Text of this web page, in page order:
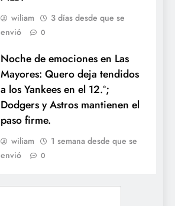
wiliam
3 días desde que se
envió
0
Noche de emociones en Las
Mayores: Quero deja tendidos
a los Yankees en el 12.º;
Dodgers y Astros mantienen el
paso firme.
wiliam
1 semana desde que se
envió
0